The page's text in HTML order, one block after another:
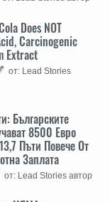
Does NOT
Carcinogenic
Extract
от: Lead Stories
Българските
8500 Евро
Пъти Повече От
Заплата
от: Lead Stories автор